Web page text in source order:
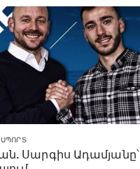
ՍՊՈՐՏ
Սարգիս Ադամյանը՝